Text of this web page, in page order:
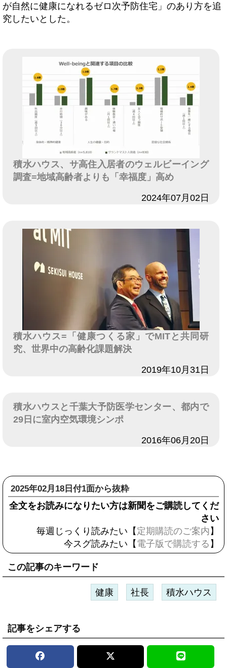
が自然に健康になれるゼロ次予防住宅」のあり方を追
究したいとした。
積水ハウス、サ高住入居者のウェルビーイング
調査=地域高齢者よりも「幸福度」高め
2024年07月02日
積水ハウス=「健康つくる家」でMITと共同研
究、世界中の高齢化課題解決
2019年10月31日
積水ハウスと千葉大予防医学センター、都内で
29日に室内空気環境シンポ
2016年06月20日
2025年02月18日付1面から抜粋
全文をお読みになりたい方は新聞をご購読してくだ
さい
毎週じっくり読みたい【 定期購読のご案内 】
今スグ読みたい【 電子版で購読する 】
この記事のキーワード
健康 社長 積水ハウス
記事をシェアする